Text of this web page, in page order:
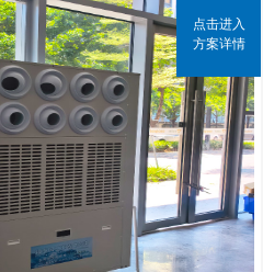
点击进入
方案详情